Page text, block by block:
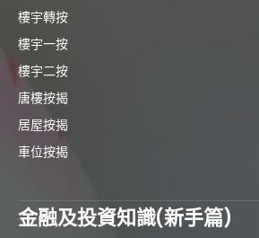
樓宇轉按
樓宇一按
樓宇二按
唐樓按揭
居屋按揭
車位按揭
金融及投資知識(新手篇)